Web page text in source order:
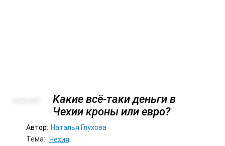
Какие всё-таки деньги в
Чехии кроны или евро?
Автор: Наталья Глухова
Тема: Чехия